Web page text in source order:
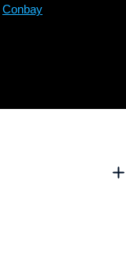
Conbay